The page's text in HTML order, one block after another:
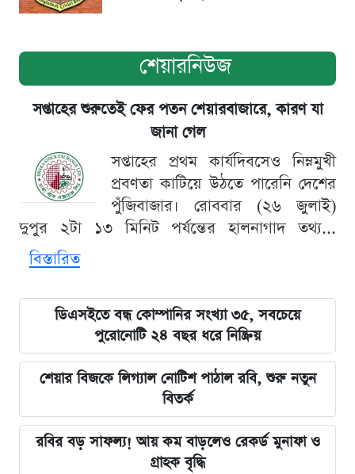
শেয়ারনিউজ
সপ্তাহের শুরুতেই ফের পতন শেয়ারবাজারে, কারণ যা
জানা গেল
সপ্তাহের প্রথম কার্যদিবসেও নিম্নমুখী
প্রবণতা কাটিয়ে উঠতে পারেনি দেশের
পুঁজিবাজার। রোববার (২৬ জুলাই)
দুপুর ২টা ১৩ মিনিট পর্যন্তের হালনাগাদ তথ্য...
বিস্তারিত
ডিএসইতে বন্ধ কোম্পানির সংখ্যা ৩৫, সবচেয়ে
পুরোনোটি ২৪ বছর ধরে নিষ্ক্রিয়
শেয়ার বিজকে লিগ্যাল নোটিশ পাঠাল রবি, শুরু নতুন
বিতর্ক
রবির বড় সাফল্য! আয় কম বাড়লেও রেকর্ড মুনাফা ও
গ্রাহক বৃদ্ধি